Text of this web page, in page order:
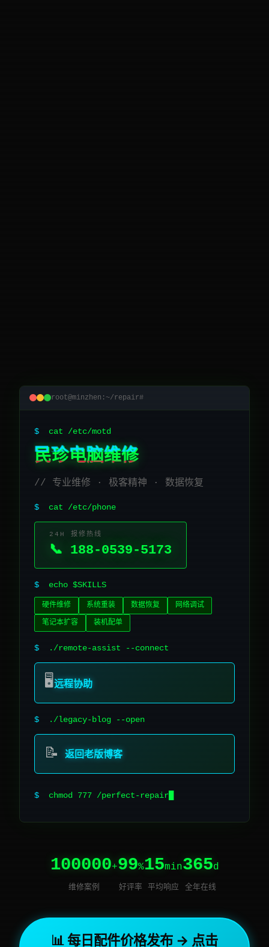
root@minzhen:~/repair#
$ cat /etc/motd
民珍电脑维修
// 专业维修 · 极客精神 · 数据恢复
$ cat /etc/phone
24H 报修热线
📞 188-0539-5173
$ echo $SKILLS
硬件维修 系统重装 数据恢复 网络调试
笔记本扩容 装机配单
$ ./remote-assist --connect
🖥️远程协助
$ ./legacy-blog --open
📝 返回老版博客
$ chmod 777 /perfect-repair
100000+
维修案例
99%
好评率
15min
平均响应
365d
全年在线
📊 每日配件价格发布 → 点击